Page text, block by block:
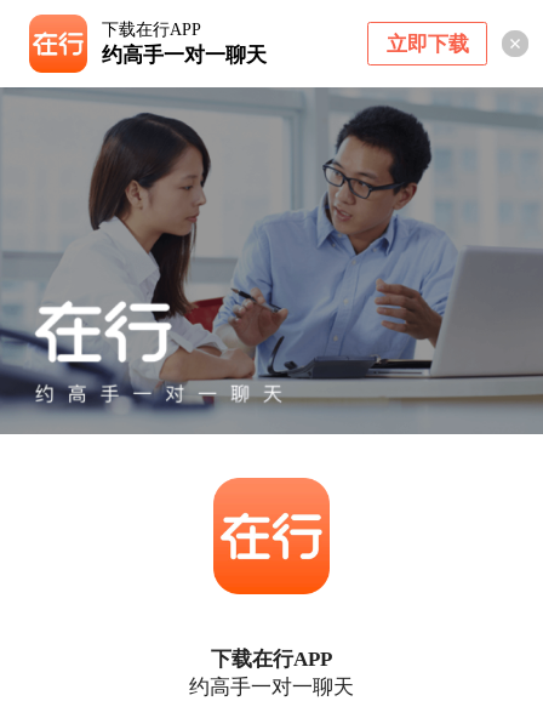
下载在行APP
约高手一对一聊天 立即下载
下载在行APP
约高手一对一聊天